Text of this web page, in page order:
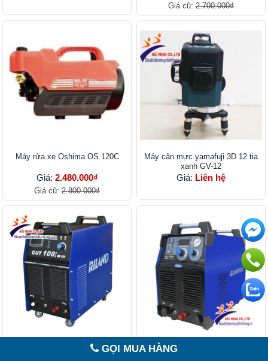
Giá cũ: 2.700.000₫
Máy rửa xe Oshima OS 120C
Giá: 2.480.000₫
Giá cũ: 2.800.000₫
Máy cân mực yamafuji 3D 12 tia
xanh GV-12
Giá: Liên hệ
Inverter (dùng IGBT khối)
Máy cắt Plasma Riland CUT
100GT Inverter (dùng IGBT đơn)
GỌI MUA HÀNG